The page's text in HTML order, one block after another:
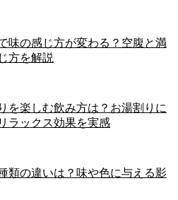
味の感じ方が変わる？空腹と満
方を解説
を楽しむ飲み方は？お湯割りに
ラックス効果を実感
類の違いは？味や色に与える影